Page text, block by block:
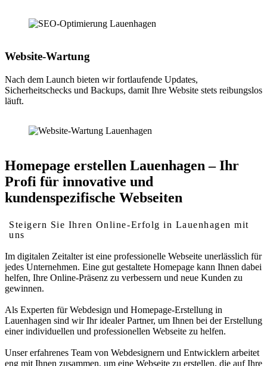
Website-Wartung
Nach dem Launch bieten wir fortlaufende Updates,
Sicherheitschecks und Backups, damit Ihre Website stets reibungslos
läuft.
Homepage erstellen Lauenhagen – Ihr
Profi für innovative und
kundenspezifische Webseiten
Steigern Sie Ihren Online-Erfolg in Lauenhagen mit
uns
Im digitalen Zeitalter ist eine professionelle Webseite unerlässlich für
jedes Unternehmen. Eine gut gestaltete Homepage kann Ihnen dabei
helfen, Ihre Online-Präsenz zu verbessern und neue Kunden zu
gewinnen.
Als Experten für Webdesign und Homepage-Erstellung in
Lauenhagen sind wir Ihr idealer Partner, um Ihnen bei der Erstellung
einer individuellen und professionellen Webseite zu helfen.
Unser erfahrenes Team von Webdesignern und Entwicklern arbeitet
eng mit Ihnen zusammen, um eine Webseite zu erstellen, die auf Ihre